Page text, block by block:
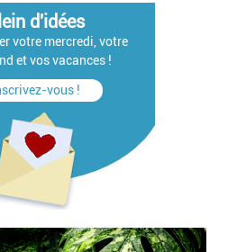
d'idées
votre mercredi, votre
et vos vacances !
vous !